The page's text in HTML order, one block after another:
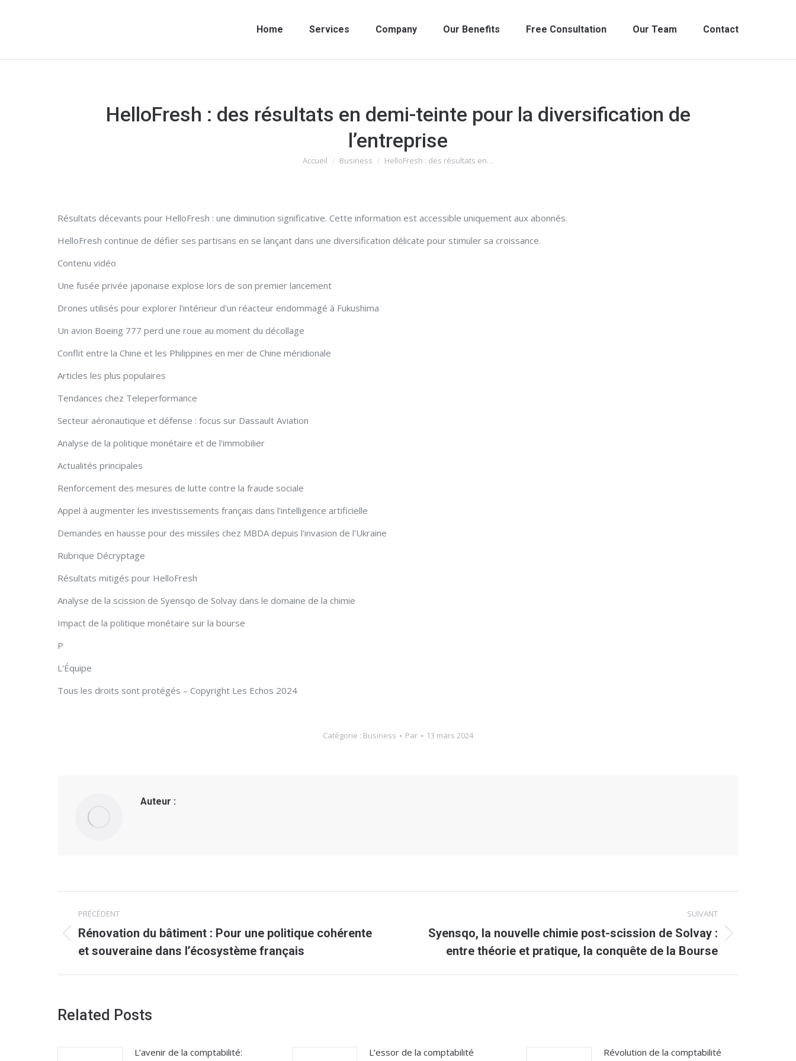
Home Services Company Our Benefits Free Consultation Our Team Contact
HelloFresh : des résultats en demi-teinte pour la diversification de
l’entreprise
Vous êtes ici :
Accueil Business HelloFresh : des résultats en…
Résultats décevants pour HelloFresh : une diminution significative. Cette information est accessible uniquement aux abonnés.
HelloFresh continue de défier ses partisans en se lançant dans une diversification délicate pour stimuler sa croissance.
Contenu vidéo
Une fusée privée japonaise explose lors de son premier lancement
Drones utilisés pour explorer l'intérieur d'un réacteur endommagé à Fukushima
Un avion Boeing 777 perd une roue au moment du décollage
Conflit entre la Chine et les Philippines en mer de Chine méridionale
Articles les plus populaires
Tendances chez Teleperformance
Secteur aéronautique et défense : focus sur Dassault Aviation
Analyse de la politique monétaire et de l'immobilier
Actualités principales
Renforcement des mesures de lutte contre la fraude sociale
Appel à augmenter les investissements français dans l'intelligence artificielle
Demandes en hausse pour des missiles chez MBDA depuis l'invasion de l'Ukraine
Rubrique Décryptage
Résultats mitigés pour HelloFresh
Analyse de la scission de Syensqo de Solvay dans le domaine de la chimie
Impact de la politique monétaire sur la bourse
P
L'Équipe
Tous les droits sont protégés – Copyright Les Echos 2024
Catégorie : Business Par 13 mars 2024
Auteur :
Navigation
article
PRÉCÉDENT
Article
précédent
:
Rénovation du bâtiment : Pour une politique cohérente
et souveraine dans l’écosystème français
SUIVANT
Article
:
Syensqo, la nouvelle chimie post-scission de Solvay :
entre théorie et pratique, la conquête de la Bourse
Related Posts
L’avenir de la comptabilité: L’essor de la comptabilité Révolution de la comptabilité